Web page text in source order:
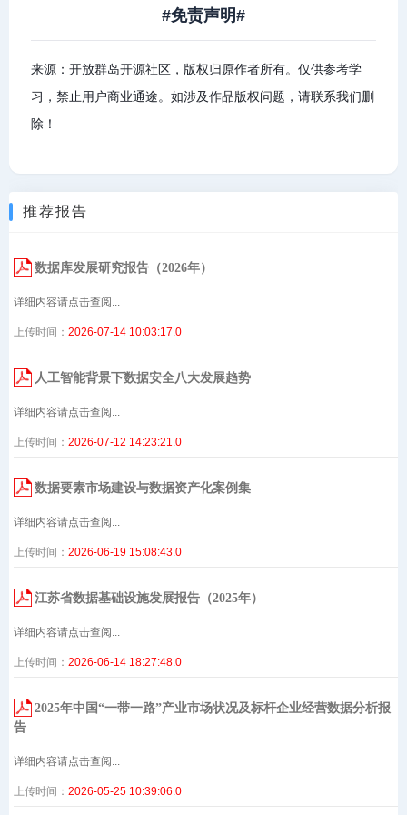
#免责声明#
来源：开放群岛开源社区，版权归原作者所有。仅供参考学
习，禁止用户商业通途。如涉及作品版权问题，请联系我们删
除！
推荐报告
数据库发展研究报告（2026年）
详细内容请点击查阅...
上传时间： 2026-07-14 10:03:17.0
人工智能背景下数据安全八大发展趋势
详细内容请点击查阅...
上传时间： 2026-07-12 14:23:21.0
数据要素市场建设与数据资产化案例集
详细内容请点击查阅...
上传时间： 2026-06-19 15:08:43.0
江苏省数据基础设施发展报告（2025年）
详细内容请点击查阅...
上传时间： 2026-06-14 18:27:48.0
2025年中国“一带一路”产业市场状况及标杆企业经营数据分析报
告
详细内容请点击查阅...
上传时间： 2026-05-25 10:39:06.0